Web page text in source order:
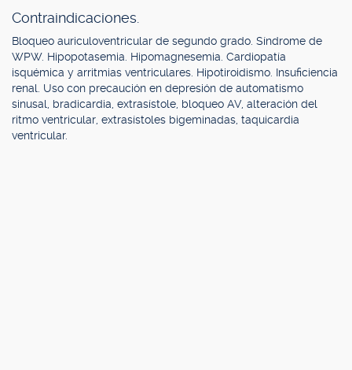
Contraindicaciones.
Bloqueo auriculoventricular de segundo grado. Síndrome de
WPW. Hipopotasemia. Hipomagnesemia. Cardiopatía
isquémica y arritmias ventriculares. Hipotiroidismo. Insuficiencia
renal. Uso con precaución en depresión de automatismo
sinusal, bradicardia, extrasístole, bloqueo AV, alteración del
ritmo ventricular, extrasístoles bigeminadas, taquicardia
ventricular.